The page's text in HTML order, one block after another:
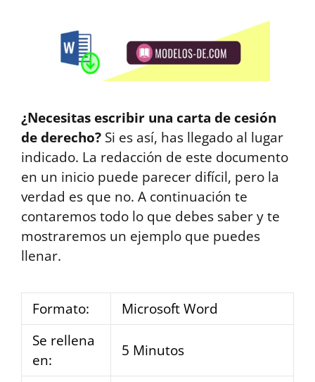
¿Necesitas escribir una carta de cesión
de derecho? Si es así, has llegado al lugar
indicado. La redacción de este documento
en un inicio puede parecer difícil, pero la
verdad es que no. A continuación te
contaremos todo lo que debes saber y te
mostraremos un ejemplo que puedes
llenar.
Formato:
Microsoft Word
Se rellena
en:
5 Minutos